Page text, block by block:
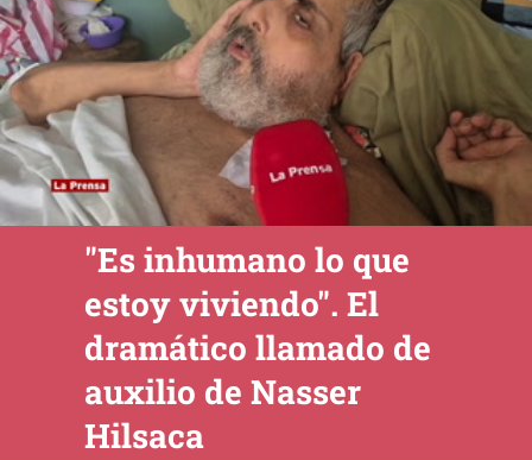
"Es inhumano lo que
estoy viviendo". El
dramático llamado de
auxilio de Nasser
Hilsaca